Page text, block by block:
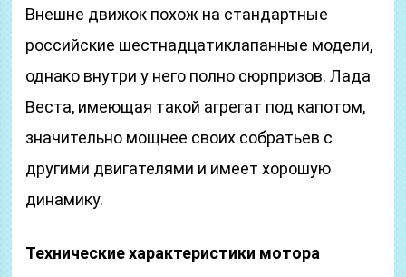
Внешне движок похож на стандартные
российские шестнадцатиклапанные модели,
однако внутри у него полно сюрпризов. Лада
Веста, имеющая такой агрегат под капотом,
значительно мощнее своих собратьев с
другими двигателями и имеет хорошую
динамику.
Технические характеристики мотора